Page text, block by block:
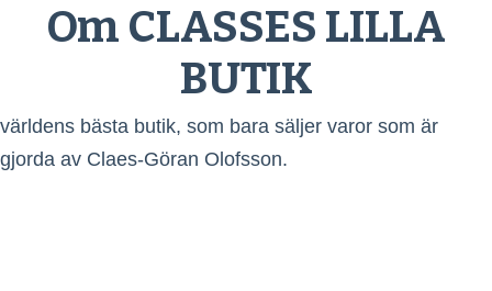
Om CLASSES LILLA
BUTIK
världens bästa butik, som bara säljer varor som är
gjorda av Claes-Göran Olofsson.